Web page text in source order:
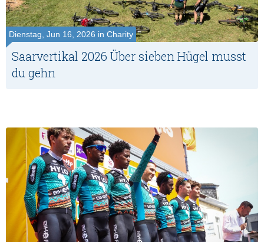
Dienstag, Jun 16, 2026 in Charity
Saarvertikal 2026 Über sieben Hügel musst
du gehn